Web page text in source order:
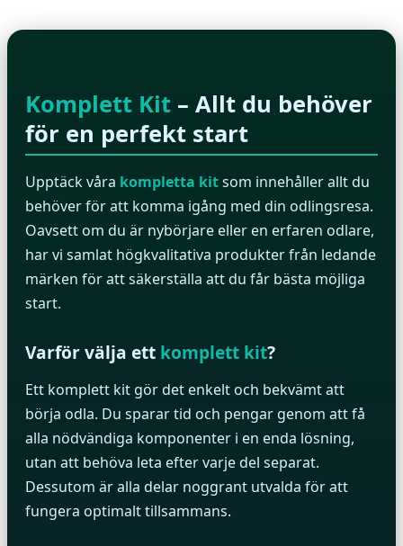
Komplett Kit – Allt du behöver
för en perfekt start
Upptäck våra kompletta kitsom innehåller allt du
behöver för att komma igång med din odlingsresa.
Oavsett om du är nybörjare eller en erfaren odlare,
har vi samlat högkvalitativa produkter från ledande
märken för att säkerställa att du får bästa möjliga
start.
Varför välja ett komplett kit?
Ett komplett kit gör det enkelt och bekvämt att
börja odla. Du sparar tid och pengar genom att få
alla nödvändiga komponenter i en enda lösning,
utan att behöva leta efter varje del separat.
Dessutom är alla delar noggrant utvalda för att
fungera optimalt tillsammans.